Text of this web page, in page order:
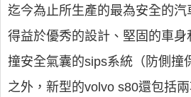
迄今為止所生產的最為安全的
得益於優秀的設計、堅固的車身
撞安全氣囊的sips系統（防側撞
之外，新型的volvo s80還包括